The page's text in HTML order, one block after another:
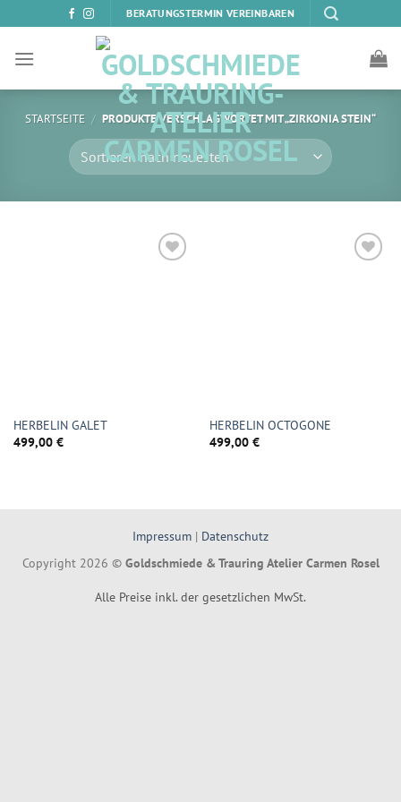
Inhalt
springen
BERATUNGSTERMIN VEREINBAREN
STARTSEITE / PRODUKTE VERSCHLAGWORTET MIT „ZIRKONIA STEIN“
HERBELIN GALET
499,00 €
HERBELIN OCTOGONE
499,00 €
Impressum | Datenschutz
Copyright 2026 © Goldschmiede & Trauring Atelier Carmen Rosel
Alle Preise inkl. der gesetzlichen MwSt.